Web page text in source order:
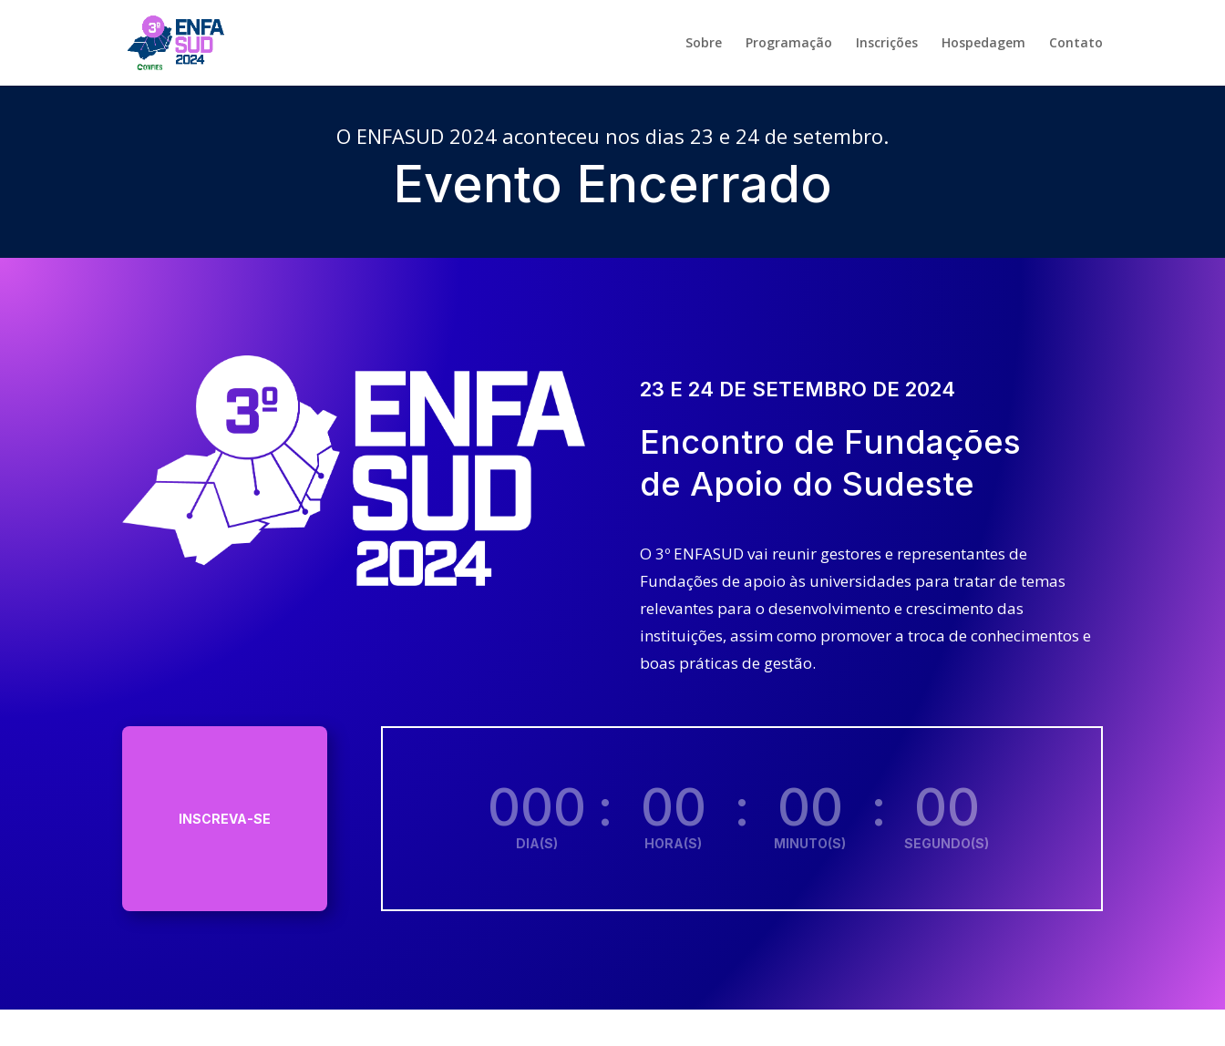
Sobre Programação Inscrições Hospedagem Contato
O ENFASUD 2024 aconteceu nos dias 23 e 24 de setembro.
Evento Encerrado
23 E 24 DE SETEMBRO DE 2024
Encontro de Fundações
de Apoio do Sudeste
O 3º ENFASUD vai reunir gestores e representantes de
Fundações de apoio às universidades para tratar de temas
relevantes para o desenvolvimento e crescimento das
instituições, assim como promover a troca de conhecimentos e
boas práticas de gestão.
INSCREVA-SE 000
DIA(S)
: 00
HORA(S)
: 00
MINUTO(S)
: 00
SEGUNDO(S)